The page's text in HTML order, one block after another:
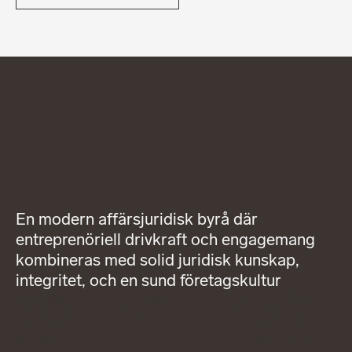
En modern affärsjuridisk byrå där
entreprenöriell drivkraft och engagemang
kombineras med solid juridisk kunskap,
integritet, och en sund företagskultur